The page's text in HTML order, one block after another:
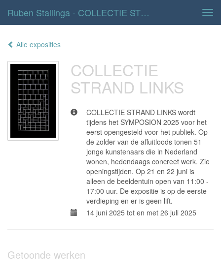
Ruben Stallinga - COLLECTIE STRAND LINKS
Alle exposities
COLLECTIE
STRAND LINKS
COLLECTIE STRAND LINKS wordt
tijdens het SYMPOSION 2025 voor het
eerst opengesteld voor het publiek. Op
de zolder van de affuitloods tonen 51
jonge kunstenaars die in Nederland
wonen, hedendaags concreet werk. Zie
openingstijden. Op 21 en 22 juni is
alleen de beeldentuin open van 11:00 -
17:00 uur. De expositie is op de eerste
verdieping en er is geen lift.
14 juni 2025 tot en met 26 juli 2025
Getoonde werken